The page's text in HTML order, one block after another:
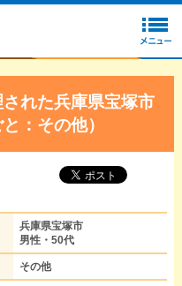
れた兵庫県宝塚市
：その他）
兵庫県宝塚市
男性・50代
その他